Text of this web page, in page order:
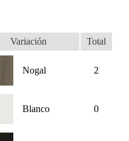
Variación Total
Nogal 2
Blanco 0